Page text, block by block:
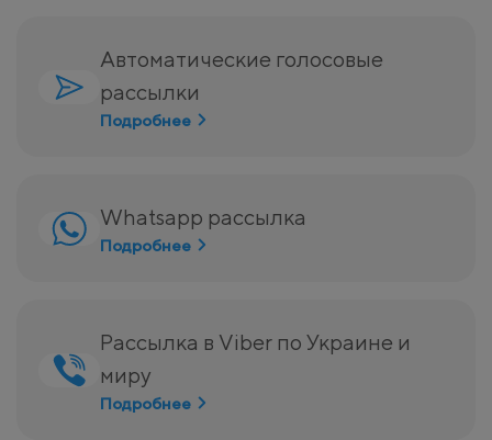
Автоматические голосовые
рассылки
Подробнее
Whatsapp рассылка
Подробнее
Рассылка в Viber по Украине и
миру
Подробнее